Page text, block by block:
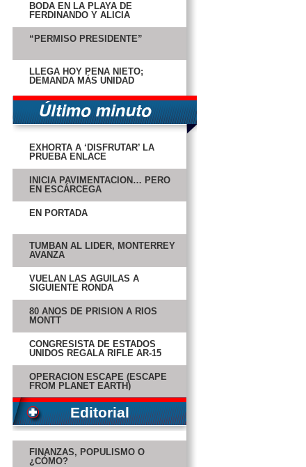
BODA EN LA PLAYA DE
FERDINANDO Y ALICIA
“PERMISO PRESIDENTE”
LLEGA HOY PEÑA NIETO;
DEMANDA MÁS UNIDAD
EXHORTA A ‘DISFRUTAR’ LA
PRUEBA ENLACE
INICIA PAVIMENTACIÓN… PERO
EN ESCÁRCEGA
EN PORTADA
TUMBAN AL LÍDER, MONTERREY
AVANZA
VUELAN LAS ÁGUILAS A
SIGUIENTE RONDA
80 AÑOS DE PRISIÓN A RÍOS
MONTT
CONGRESISTA DE ESTADOS
UNIDOS REGALA RIFLE AR-15
OPERACIÓN ESCAPE (ESCAPE
FROM PLANET EARTH)
LOS ELEGIDOS (DARK SKIES)
OLIMPO BAJO FUEGO (OLYMPUS
HAS FALLEN)
Editorial
FINANZAS, POPULISMO O
¿CÓMO?